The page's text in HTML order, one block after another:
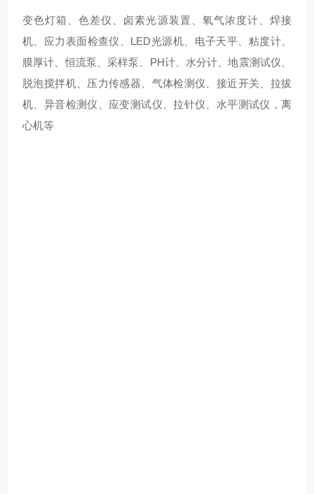
变色灯箱、色差仪、卤素光源装置、氧气浓度计、焊接
机、应力表面检查仪、LED光源机、电子天平、粘度计、
膜厚计、恒流泵、采样泵、PH计、水分计、地震测试仪、
脱泡搅拌机、压力传感器、气体检测仪、接近开关、拉拔
机、异音检测仪、应变测试仪、拉针仪、水平测试仪，离
心机等